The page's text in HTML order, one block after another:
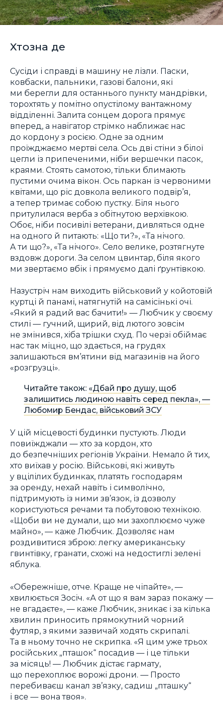
Хтозна де
Сусіди і справді в машину не лізли. Паски,
ковбаски, пальники, газові балони, які
ми берегли для останнього пункту мандрівки,
торохтять у помітно опустілому вантажному
відділенні. Залита сонцем дорога прямує
вперед, а навігатор стрімко наближає нас
до кордону з росією. Одне за одним
проїжджаємо мертві села. Ось дві стіни з білої
цегли із припеченими, ніби вершечки пасок,
краями. Стоять самотою, тільки блимають
пустими очима вікон. Ось паркан із червоними
квітами, що ріс довкола великого подвір’я,
а тепер тримає собою пустку. Біля нього
притулилася верба з обітнутою верхівкою.
Обоє, ніби посивілі ветерани, дивляться одне
на одного й питають: «Що ти?», «Та нічого.
А ти що?», «Та нічого». Село велике, розтягнуте
вздовж дороги. За селом цвинтар, біля якого
ми звертаємо вбік і прямуємо далі ґрунтівкою.
Назустріч нам виходить військовий у койотовій
куртці й панамі, натягнутій на самісінькі очі.
«Який я радий вас бачити!» — Любчик у своєму
стилі — гучний, щирий, від лютого зовсім
не змінився, хіба трішки схуд. По черзі обіймає
нас так міцно, що здається, на грудях
залишаються вм’ятини від магазинів на його
«розгрузці».
Читайте також: «Дбай про душу, щоб
залишитись людиною навіть серед пекла», —
Любомир Бендас, військовий ЗСУ
У цій місцевості будинки пустують. Люди
повиїжджали — хто за кордон, хто
до безпечніших регіонів України. Немало й тих,
хто виїхав у росію. Військові, які живуть
у вцілілих будинках, платять господарям
за оренду, нехай навіть і символічно,
підтримують із ними зв’язок, із дозволу
користуються речами та побутовою технікою.
«Щоби ви не думали, що ми захоплюємо чуже
майно», — каже Любчик. Дозволяє нам
роздивитися зброю: легку американську
гвинтівку, гранати, схожі на недостиглі зелені
яблука.
«Обережніше, отче. Краще не чіпайте», —
хвилюється Зосіч. «А от що я вам зараз покажу —
не вгадаєте», — каже Любчик, зникає і за кілька
хвилин приносить прямокутний чорний
футляр, з якими зазвичай ходять скрипалі.
Та в ньому точно не скрипка. «Я цим уже трьох
російських „пташок“ посадив — і це тільки
за місяць! — Любчик дістає гармату,
що перехоплює ворожі дрони. — Просто
перебиваєш канал зв’язку, садиш „пташку“
і все — вона твоя».